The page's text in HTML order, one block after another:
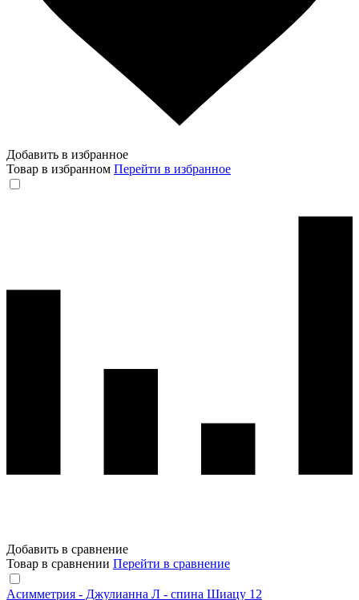
Добавить в избранное
Товар в избранном Перейти в избранное
Добавить в сравнение
Товар в сравнении Перейти в сравнение
Асимметрия - Джулианна Л - спина Шиацу 12